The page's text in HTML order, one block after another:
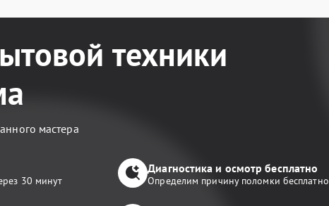
техники
мастера
30 минут
Диагностика и осмотр бесплатно
Определим причину поломки бесплатно